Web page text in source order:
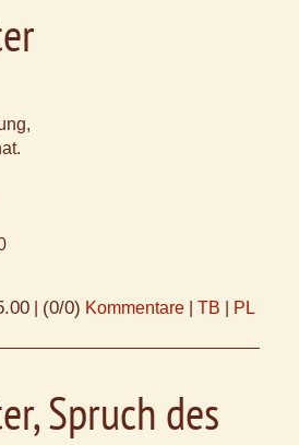
(0/0) Kommentare TB PL
Spruch des